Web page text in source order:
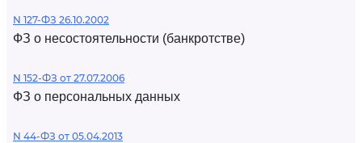
N 127-ФЗ 26.10.2002
ФЗ о несостоятельности (банкротстве)
N 152-ФЗ от 27.07.2006
ФЗ о персональных данных
N 44-ФЗ от 05.04.2013